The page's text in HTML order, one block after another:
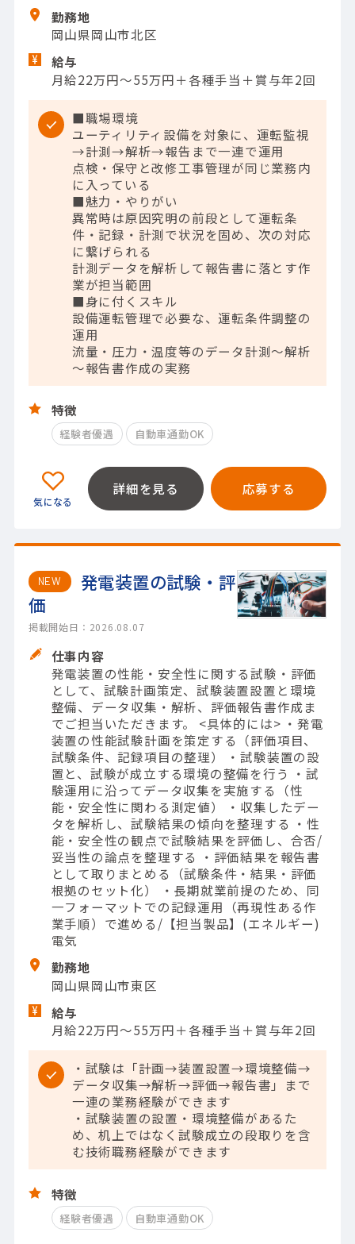
勤務地
岡山県岡山市北区
給与
月給22万円～55万円＋各種手当＋賞与年2回
■職場環境
ユーティリティ設備を対象に、運転監視
→計測→解析→報告まで一連で運用
点検・保守と改修工事管理が同じ業務内
に入っている
■魅力・やりがい
異常時は原因究明の前段として運転条
件・記録・計測で状況を固め、次の対応
に繋げられる
計測データを解析して報告書に落とす作
業が担当範囲
■身に付くスキル
設備運転管理で必要な、運転条件調整の
運用
流量・圧力・温度等のデータ計測～解析
～報告書作成の実務
特徴
経験者優遇 自動車通勤OK
詳細を見る 応募する
NEW
発電装置の試験・評
価
掲載開始日：2026.08.07
仕事内容
発電装置の性能・安全性に関する試験・評価
として、試験計画策定、試験装置設置と環境
整備、データ収集・解析、評価報告書作成ま
でご担当いただきます。 <具体的には> ・発電
装置の性能試験計画を策定する（評価項目、
試験条件、記録項目の整理） ・試験装置の設
置と、試験が成立する環境の整備を行う ・試
験運用に沿ってデータ収集を実施する（性
能・安全性に関わる測定値） ・収集したデー
タを解析し、試験結果の傾向を整理する ・性
能・安全性の観点で試験結果を評価し、合否/
妥当性の論点を整理する ・評価結果を報告書
として取りまとめる（試験条件・結果・評価
根拠のセット化） ・長期就業前提のため、同
一フォーマットでの記録運用（再現性ある作
業手順）で進める/【担当製品】(エネルギー)
電気
勤務地
岡山県岡山市東区
給与
月給22万円～55万円＋各種手当＋賞与年2回
・試験は「計画→装置設置→環境整備→
データ収集→解析→評価→報告書」まで
一連の業務経験ができます
・試験装置の設置・環境整備があるた
め、机上ではなく試験成立の段取りを含
む技術職務経験ができます
特徴
経験者優遇 自動車通勤OK